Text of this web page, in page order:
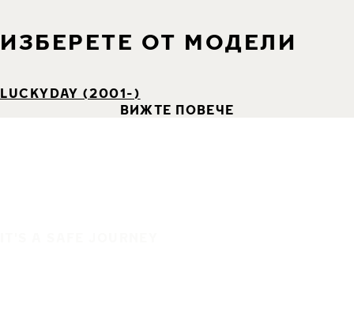
ИЗБЕРЕТЕ ОТ МОДЕЛИ
LUCKYDAY (2001-)
ВИЖТЕ ПОВЕЧЕ